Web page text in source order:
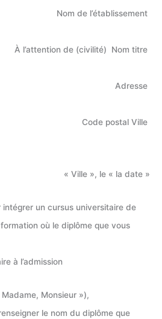
Nom de l’établissement
de (civilité) Nom titre
Adresse
Code postal Ville
», le « la date »
un cursus universitaire de
où le diplôme que vous
à l’admission
Monsieur »),
le nom du diplôme que